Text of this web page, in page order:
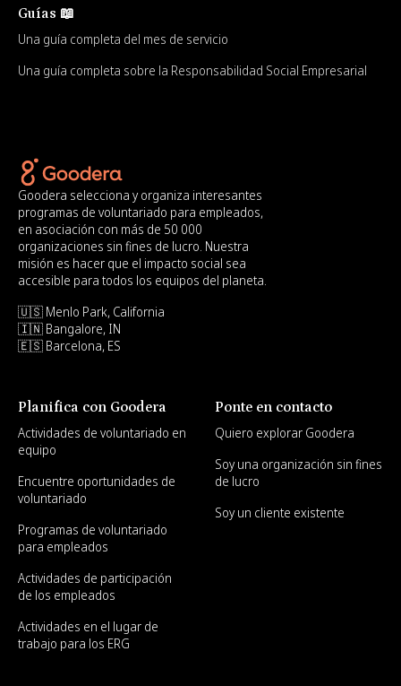
Guías 📖
Una guía completa del mes de servicio
Una guía completa sobre la Responsabilidad Social Empresarial
Goodera selecciona y organiza interesantes
programas de voluntariado para empleados,
en asociación con más de 50 000
organizaciones sin fines de lucro. Nuestra
misión es hacer que el impacto social sea
accesible para todos los equipos del planeta.
🇺🇸 Menlo Park, California
🇮🇳 Bangalore, IN
🇪🇸 Barcelona, ES
Planifica con Goodera
Actividades de voluntariado en
equipo
Encuentre oportunidades de
voluntariado
Programas de voluntariado
para empleados
Actividades de participación
de los empleados
Actividades en el lugar de
trabajo para los ERG
Ponte en contacto
Quiero explorar Goodera
Soy una organización sin fines
de lucro
Soy un cliente existente